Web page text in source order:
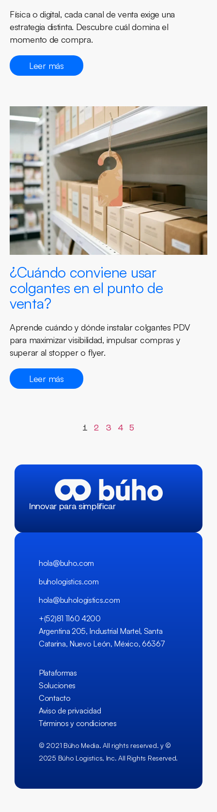
Física o digital, cada canal de venta exige una
estrategia distinta. Descubre cuál domina el
momento de compra.
Leer más
¿Cuándo conviene usar
colgantes en el punto de
venta?
Aprende cuándo y dónde instalar colgantes PDV
para maximizar visibilidad, impulsar compras y
superar al stopper o flyer.
Leer más
1 2 3 4 5
Innovar para simplificar
hola@buho.com
buhologistics.com
hola@buhologistics.com
+(52)81 1160 4200
Argentina 205, Industrial Martel, Santa
Catarina, Nuevo León, México, 66367
Plataformas
Soluciones
Contacto
Aviso de privacidad
Términos y condiciones
© 2021 Búho Media. All rights reserved. y ©
2025 Búho Logistics, Inc. All Rights Reserved.